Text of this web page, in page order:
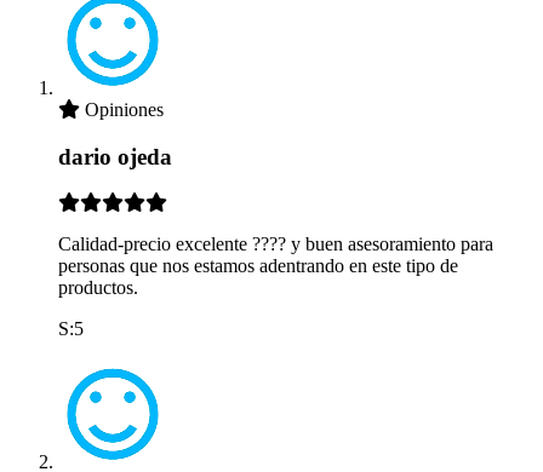
Opiniones
dario ojeda
Calidad-precio excelente ???? y buen asesoramiento para
personas que nos estamos adentrando en este tipo de
productos.
S:5